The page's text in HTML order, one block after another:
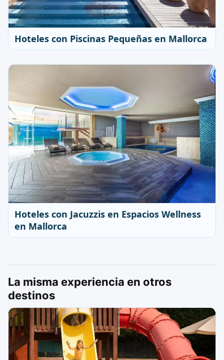
Hoteles con Piscinas Pequeñas en Mallorca
Hoteles con Jacuzzis en Espacios Wellness
en Mallorca
La misma experiencia en otros
destinos